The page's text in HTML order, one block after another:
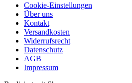
Cookie-Einstellungen
Über uns
Kontakt
Versandkosten
Widerrufsrecht
Datenschutz
AGB
Impressum